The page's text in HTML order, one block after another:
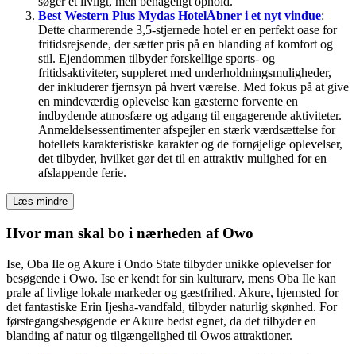
Best Western Plus Mydas HotelÅbner i et nyt vindue:
Dette charmerende 3,5-stjernede hotel er en perfekt oase for
fritidsrejsende, der sætter pris på en blanding af komfort og
stil. Ejendommen tilbyder forskellige sports- og
fritidsaktiviteter, suppleret med underholdningsmuligheder,
der inkluderer fjernsyn på hvert værelse. Med fokus på at give
en mindeværdig oplevelse kan gæsterne forvente en
indbydende atmosfære og adgang til engagerende aktiviteter.
Anmeldelsessentimenter afspejler en stærk værdsættelse for
hotellets karakteristiske karakter og de fornøjelige oplevelser,
det tilbyder, hvilket gør det til en attraktiv mulighed for en
afslappende ferie.
Læs mindre
Hvor man skal bo i nærheden af Owo
Ise, Oba Ile og Akure i Ondo State tilbyder unikke oplevelser for
besøgende i Owo. Ise er kendt for sin kulturarv, mens Oba Ile kan
prale af livlige lokale markeder og gæstfrihed. Akure, hjemsted for
det fantastiske Erin Ijesha-vandfald, tilbyder naturlig skønhed. For
førstegangsbesøgende er Akure bedst egnet, da det tilbyder en
blanding af natur og tilgængelighed til Owos attraktioner.